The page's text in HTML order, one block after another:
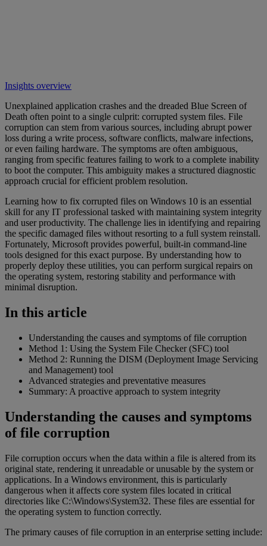
Insights overview
Unexplained application crashes and the dreaded Blue Screen of
Death often point to a single culprit: corrupted system files. File
corruption can stem from various sources, including abrupt power
loss during a write process, software conflicts, malware infections,
or even failing hardware. The symptoms are often ambiguous,
ranging from specific features failing to work to a complete inability
to boot the computer. This ambiguity makes a structured diagnostic
approach crucial for efficient problem resolution.
Learning how to fix corrupted files on Windows 10 is an essential
skill for any IT professional tasked with maintaining system integrity
and user productivity. The challenge lies in identifying and repairing
the specific damaged files without resorting to a full system reinstall.
Fortunately, Microsoft provides powerful, built-in command-line
tools designed for this exact purpose. By understanding how to
properly deploy these utilities, you can perform surgical repairs on
the operating system, restoring stability and performance with
minimal disruption.
In this article
Understanding the causes and symptoms of file corruption
Method 1: Using the System File Checker (SFC) tool
Method 2: Running the DISM (Deployment Image Servicing
and Management) tool
Advanced strategies and preventative measures
Summary: A proactive approach to system integrity
Understanding the causes and symptoms
of file corruption
File corruption occurs when the data within a file is altered from its
original state, rendering it unreadable or unusable by the system or
applications. In a Windows environment, this is particularly
dangerous when it affects core system files located in critical
directories like C:\Windows\System32. These files are essential for
the operating system to function correctly.
The primary causes of file corruption in an enterprise setting include: